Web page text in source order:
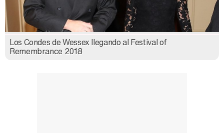
Los Condes de Wessex llegando al Festival of
Remembrance 2018